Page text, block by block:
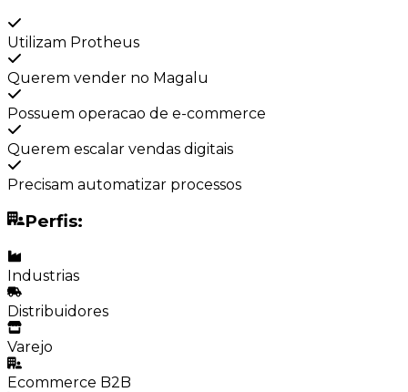
Utilizam Protheus
Querem vender no Magalu
Possuem operacao de e-commerce
Querem escalar vendas digitais
Precisam automatizar processos
Perfis:
Industrias
Distribuidores
Varejo
Ecommerce B2B